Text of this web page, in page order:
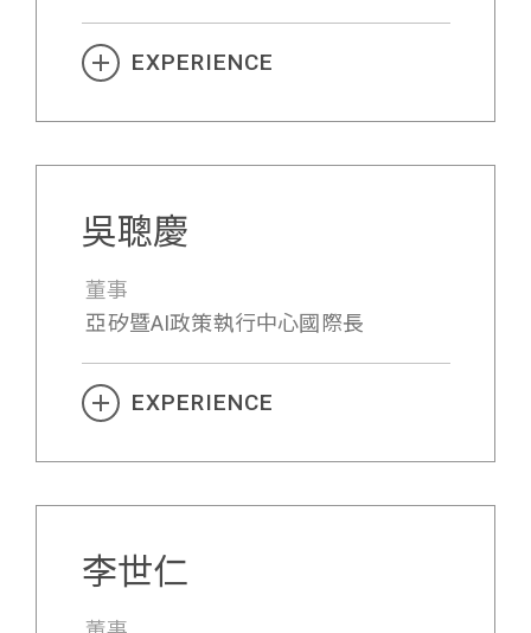
EXPERIENCE
吳聰慶
董事
亞矽暨AI政策執行中心國際長
EXPERIENCE
李世仁